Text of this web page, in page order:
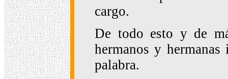
cargo.
De todo esto y de
hermanos y
palabra.